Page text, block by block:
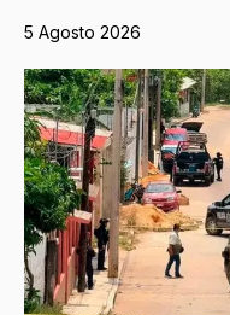
5 Agosto 2026